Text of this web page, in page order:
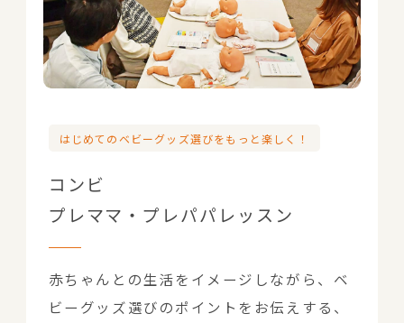
はじめてのベビーグッズ選びをもっと楽しく！
コンビ
プレママ・プレパパレッスン
赤ちゃんとの生活をイメージしながら、ベ
ビーグッズ選びのポイントをお伝えする、